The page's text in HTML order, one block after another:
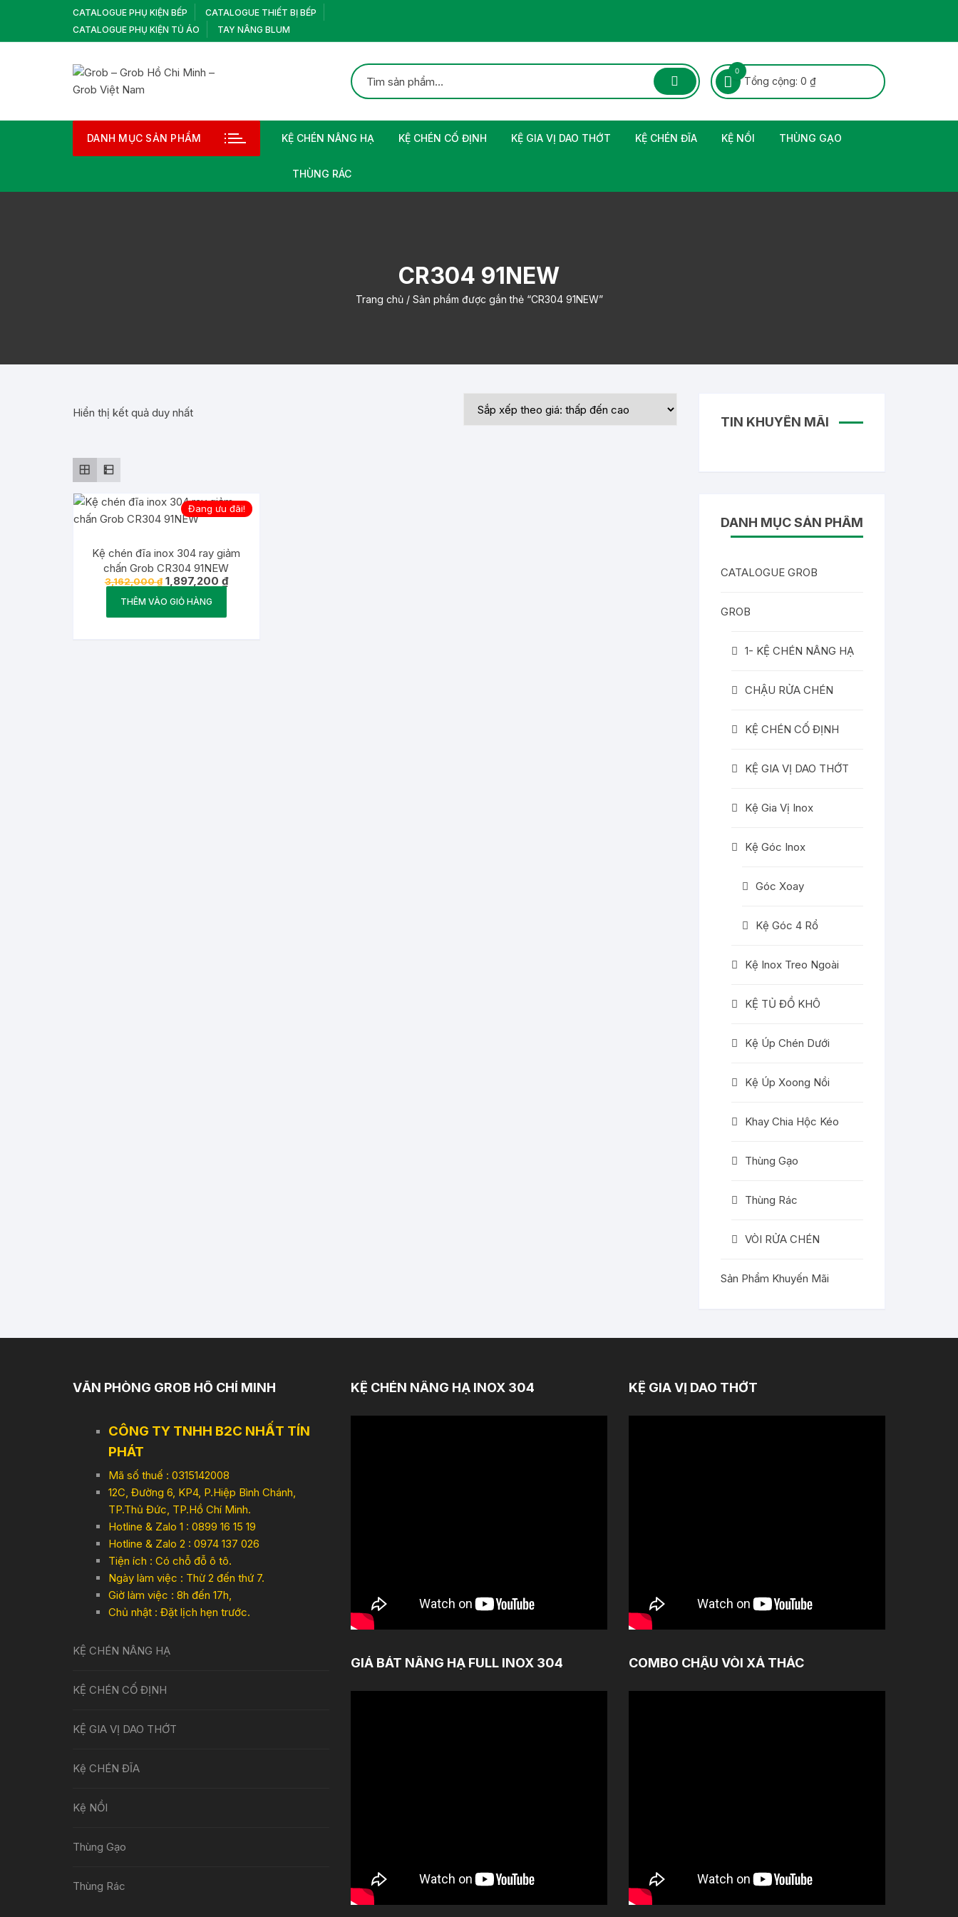
nội
CATALOGUE PHỤ KIỆN BẾP
CATALOGUE THIẾT BỊ BẾP
CATALOGUE PHỤ KIỆN TỦ ÁO
TAY NÂNG BLUM
0
Tổng cộng: 0 ₫
DANH MỤC SẢN PHẨM KỆ CHÉN NÂNG HẠ KỆ CHÉN CỐ ĐỊNH KỆ GIA VỊ DAO THỚT KỆ CHÉN ĐĨA KỆ NỒI THÙNG GẠO
THÙNG RÁC
CR304 91NEW
Trang chủ/ Sản phẩm được gắn thẻ “CR304 91NEW”
Hiển thị kết quả duy nhất
Đang ưu đãi!
Kệ chén đĩa inox 304 ray giảm
chấn Grob CR304 91NEW
3,162,000₫ Giá
gốc
là:
1,897,200 ₫Giá
hiện
THÊM VÀO GIỎ HÀNG
TIN KHUYẾN MÃI
DANH MỤC SẢN PHẨM
CATALOGUE GROB
GROB
1- KỆ CHÉN NÂNG HẠ
CHẬU RỬA CHÉN
KỆ CHÉN CỐ ĐỊNH
KỆ GIA VỊ DAO THỚT
Kệ Gia Vị Inox
Kệ Góc Inox
Góc Xoay
Kệ Góc 4 Rổ
Kệ Inox Treo Ngoài
KỆ TỦ ĐỒ KHÔ
Kệ Úp Chén Dưới
Kệ Úp Xoong Nồi
Khay Chia Hộc Kéo
Thùng Gạo
Thùng Rác
VÒI RỬA CHÉN
Sản Phẩm Khuyến Mãi
VĂN PHÒNG GROB HỒ CHÍ MINH
CÔNG TY TNHH B2C NHẤT TÍN
PHÁT
Mã số thuế : 0315142008
12C, Đường 6, KP4, P.Hiệp Bình Chánh,
TP.Thủ Đức, TP.Hồ Chí Minh.
Hotline & Zalo 1 : 0899 16 15 19
Hotline & Zalo 2 : 0974 137 026
Tiện ích : Có chỗ đỗ ô tô.
Ngày làm việc : Thừ 2 đến thứ 7.
Giờ làm việc : 8h đến 17h,
Chủ nhật : Đặt lịch hẹn trước.
KỆ CHÉN NÂNG HẠ
KỆ CHÉN CỐ ĐỊNH
KỆ GIA VỊ DAO THỚT
Kệ CHÉN ĐĨA
Kệ NỒI
Thùng Gạo
Thùng Rác
KỆ CHÉN NÂNG HẠ INOX 304
GIÁ BÁT NÂNG HẠ FULL INOX 304
KỆ GIA VỊ DAO THỚT
COMBO CHẬU VÒI XẢ THÁC